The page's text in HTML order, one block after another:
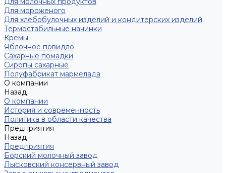
Для мороженого
Для хлебобулочных изделий и кондитерских изделий
Термостабильные начинки
Кремы
Яблочное повидло
Сахарные помадки
Сиропы сахарные
Полуфабрикат мармелада
О компании
Назад
О компании
История и современность
Политика в области качества
Предприятия
Назад
Предприятия
Борский молочный завод
Лысковский консервный завод